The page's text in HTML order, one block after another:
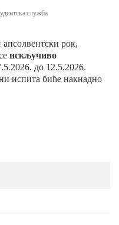
служба
апсолвентски рок,
искључиво
.5.2026. до 12.5.2026.
испита биће накнадно